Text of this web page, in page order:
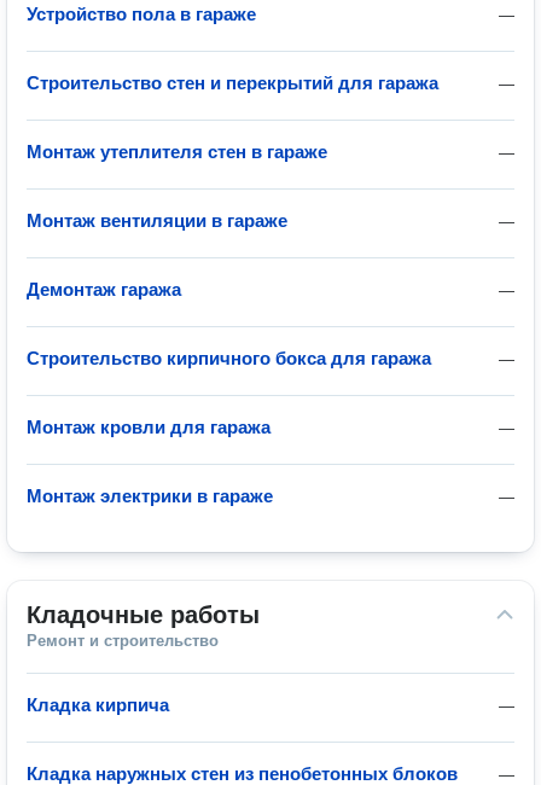
—
Устройство пола в гараже
—
Строительство стен и перекрытий для гаража
—
Монтаж утеплителя стен в гараже
—
Монтаж вентиляции в гараже
—
Демонтаж гаража
—
Строительство кирпичного бокса для гаража
—
Монтаж кровли для гаража
—
Монтаж электрики в гараже
Кладочные работы
Ремонт и строительство
—
Кладка кирпича
—
Кладка наружных стен из пенобетонных блоков